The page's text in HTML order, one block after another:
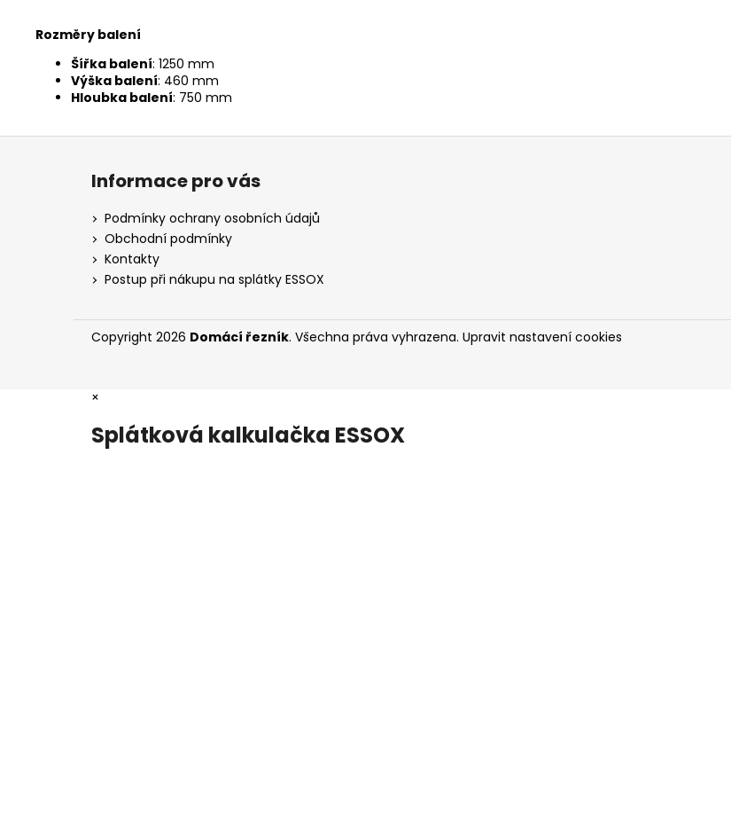
Rozměry balení
Šířka balení: 1250 mm
Výška balení: 460 mm
Hloubka balení: 750 mm
Z
Informace pro vás
Podmínky ochrany osobních údajů
Obchodní podmínky
Kontakty
Postup při nákupu na splátky ESSOX
Copyright 2026 Domácí řezník. Všechna práva vyhrazena. Upravit nastavení cookies
×
Splátková kalkulačka ESSOX